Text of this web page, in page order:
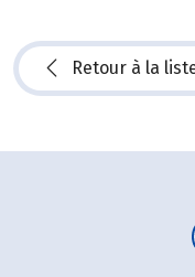
Retour à la